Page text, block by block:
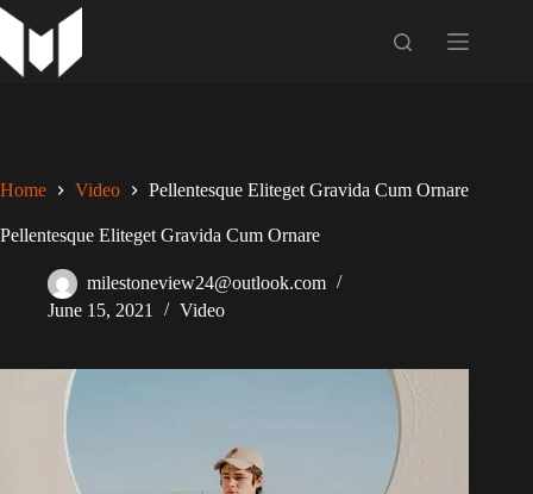
Skip
content
Home Video Pellentesque Eliteget Gravida Cum Ornare
Pellentesque Eliteget Gravida Cum Ornare
milestoneview24@outlook.com
June 15, 2021
Video